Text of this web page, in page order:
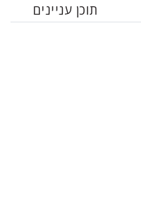
תוכן עניינים